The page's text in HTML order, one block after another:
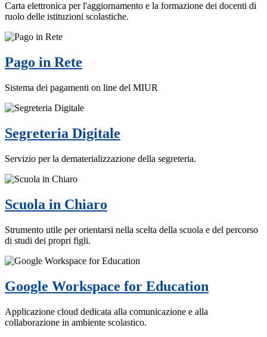
Carta elettronica per l'aggiornamento e la formazione dei docenti di
ruolo delle istituzioni scolastiche.
Pago in Rete
Sistema dei pagamenti on line del MIUR
Segreteria Digitale
Servizio per la dematerializzazione della segreteria.
Scuola in Chiaro
Strumento utile per orientarsi nella scelta della scuola e del percorso
di studi dei propri figli.
Google Workspace for Education
Applicazione cloud dedicata alla comunicazione e alla
collaborazione in ambiente scolastico.